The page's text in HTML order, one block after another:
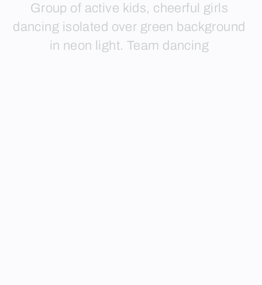
Group of active kids, cheerful girls
dancing isolated over green background
in neon light. Team dancing